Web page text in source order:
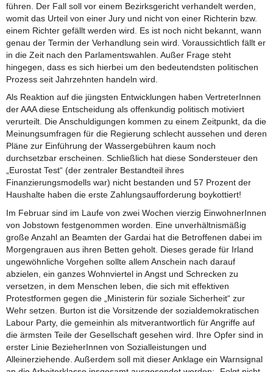
führen. Der Fall soll vor einem Bezirksgericht verhandelt werden,
womit das Urteil von einer Jury und nicht von einer Richterin bzw.
einem Richter gefällt werden wird. Es ist noch nicht bekannt, wann
genau der Termin der Verhandlung sein wird. Voraussichtlich fällt er
in die Zeit nach den Parlamentswahlen. Außer Frage steht
hingegen, dass es sich hierbei um den bedeutendsten politischen
Prozess seit Jahrzehnten handeln wird.
Als Reaktion auf die jüngsten Entwicklungen haben VertreterInnen
der AAA diese Entscheidung als offenkundig politisch motiviert
verurteilt. Die Anschuldigungen kommen zu einem Zeitpunkt, da die
Meinungsumfragen für die Regierung schlecht aussehen und deren
Pläne zur Einführung der Wassergebühren kaum noch
durchsetzbar erscheinen. Schließlich hat diese Sondersteuer den
„Eurostat Test“ (der zentraler Bestandteil ihres
Finanzierungsmodells war) nicht bestanden und 57 Prozent der
Haushalte haben die erste Zahlungsaufforderung boykottiert!
Im Februar sind im Laufe von zwei Wochen vierzig EinwohnerInnen
von Jobstown festgenommen worden. Eine unverhältnismäßig
große Anzahl an Beamten der Gardai hat die Betroffenen dabei im
Morgengrauen aus ihren Betten geholt. Dieses gerade für Irland
ungewöhnliche Vorgehen sollte allem Anschein nach darauf
abzielen, ein ganzes Wohnviertel in Angst und Schrecken zu
versetzen, in dem Menschen leben, die sich mit effektiven
Protestformen gegen die „Ministerin für soziale Sicherheit“ zur
Wehr setzen. Burton ist die Vorsitzende der sozialdemokratischen
Labour Party, die gemeinhin als mitverantwortlich für Angriffe auf
die ärmsten Teile der Gesellschaft gesehen wird. Ihre Opfer sind in
erster Linie BezieherInnen von Sozialleistungen und
Alleinerziehende. Außerdem soll mit dieser Anklage ein Warnsignal